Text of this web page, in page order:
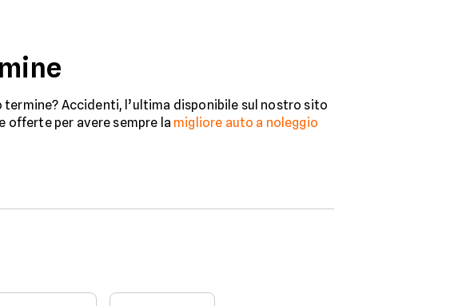
termine? Accidenti, l’ultima disponibile sul nostro sito
offerte per avere sempre la migliore auto a noleggio